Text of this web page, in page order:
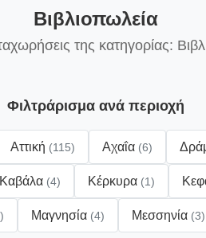
Βιβλιοπωλεία
της κατηγορίας:
Φιλτράρισμα ανά περιοχή
Αττική (115) Αχαΐα (6)
Καβάλα (4) Κέρκυρα (1)
Μαγνησία (4) Μεσσηνία (3)